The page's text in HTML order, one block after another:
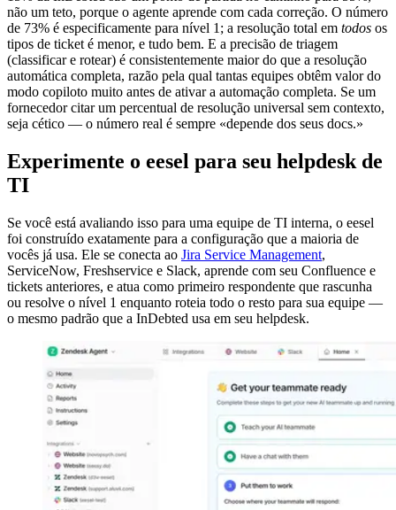
não um teto, porque o agente aprende com cada correção. O número
de 73% é especificamente para nível 1; a resolução total em todos os
tipos de ticket é menor, e tudo bem. E a precisão de triagem
(classificar e rotear) é consistentemente maior do que a resolução
automática completa, razão pela qual tantas equipes obtêm valor do
modo copiloto muito antes de ativar a automação completa. Se um
fornecedor citar um percentual de resolução universal sem contexto,
seja cético — o número real é sempre «depende dos seus docs.»
Experimente o eesel para seu helpdesk de
TI
Se você está avaliando isso para uma equipe de TI interna, o eesel
foi construído exatamente para a configuração que a maioria de
vocês já usa. Ele se conecta ao Jira Service Management,
ServiceNow, Freshservice e Slack, aprende com seu Confluence e
tickets anteriores, e atua como primeiro respondente que rascunha
ou resolve o nível 1 enquanto roteia todo o resto para sua equipe —
o mesmo padrão que a InDebted usa em seu helpdesk.